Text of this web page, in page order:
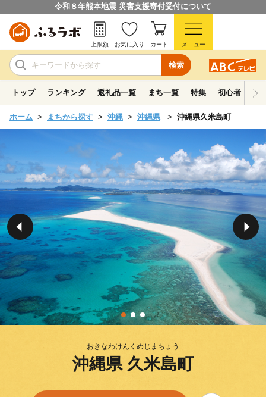
令和８年熊本地震 災害支援寄付受付について
検索
上限額 お気に入り カート メニュー
トップ ランキング 返礼品一覧 まち一覧 特集 初心者ガイド
ホーム まちから探す 沖縄 沖縄県 沖縄県久米島町
おきなわけんくめじまちょう
沖縄県 久米島町